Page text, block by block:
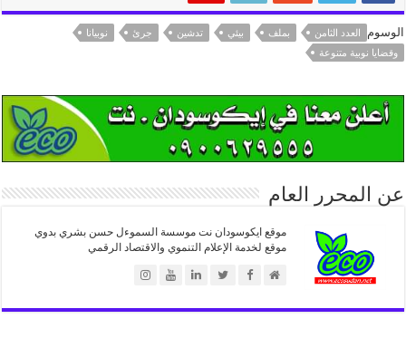
الوسوم العدد الثامن بملف بيئي تدشين جرئ
نوبيانا
وقضايا نوبية متنوعة
عن المحرر العام
موقع ايكوسودان نت موسسة السموءل حسن بشري بدوي
موقع لخدمة الإعلام التنموي والاقتصاد الرقمي